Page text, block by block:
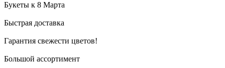
Букеты к 8 Марта
Быстрая доставка
Гарантия свежести цветов!
Большой ассортимент